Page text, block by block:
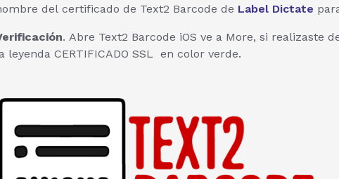
del certificado de Text2 Barcode de Label Dictate
. Abre Text2 Barcode iOS ve a More, si realizaste
leyenda CERTIFICADO SSL en color verde.